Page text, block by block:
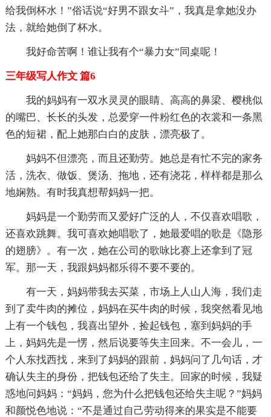
给我倒杯水！”俗话说“好男不跟女斗”，我真是拿她没办
法，就给她倒了杯水。
我好命苦啊！谁让我有个“暴力女”同桌呢！
三年级写人作文 篇6
我的妈妈有一双水灵灵的眼睛、高高的鼻梁、樱桃似
的嘴巴、长长的头发，总爱穿一件粉红色的衣裳和一条黑
色的短裙，配上她那白白的皮肤，漂亮极了。
妈妈不但漂亮，而且还勤劳。她总是有忙不完的家务
活，洗衣、做饭、煲汤、拖地，还有浇花，样样都是那么
地娴熟。有时我真想帮妈妈一把。
妈妈是一个勤劳而又爱好广泛的人，不仅喜欢唱歌，
还喜欢跳舞。我可喜欢她唱歌了，她最爱唱的歌是《隐形
的翅膀》。有一次，她在公司的歌咏比赛上还拿到了冠
军。那一天，我跟妈妈都乐得不要不要的。
有一天，妈妈带我去买菜，市场上人山人海，我们走
到了卖牛肉的摊位，妈妈在买牛肉的时候，我突然看见地
上有一个钱包，我喜出望外，捡起钱包，塞到妈妈的手
上，妈妈先是一愣，然后说要等失主回来。不一会儿，一
个人东找西找，来到了妈妈的跟前，妈妈问了几句话，才
确认失主的身份，把钱包还给了失主。回家的时候，我疑
惑地问妈妈：“妈妈，您为什么把钱包还给失主呢？”妈妈
和颜悦色地说：“不是通过自己劳动得来的果实是不能要